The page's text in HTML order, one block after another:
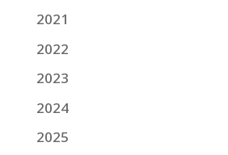
2021
2022
2023
2024
2025